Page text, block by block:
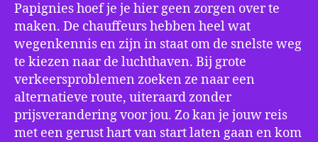
Papignies hoef je je hier geen zorgen over te
maken. De chauffeurs hebben heel wat
wegenkennis en zijn in staat om de snelste weg
te kiezen naar de luchthaven. Bij grote
verkeersproblemen zoeken ze naar een
alternatieve route, uiteraard zonder
prijsverandering voor jou. Zo kan je jouw reis
met een gerust hart van start laten gaan en kom